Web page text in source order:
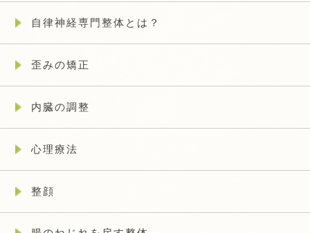
自律神経専門整体とは？
歪みの矯正
内臓の調整
心理療法
整顔